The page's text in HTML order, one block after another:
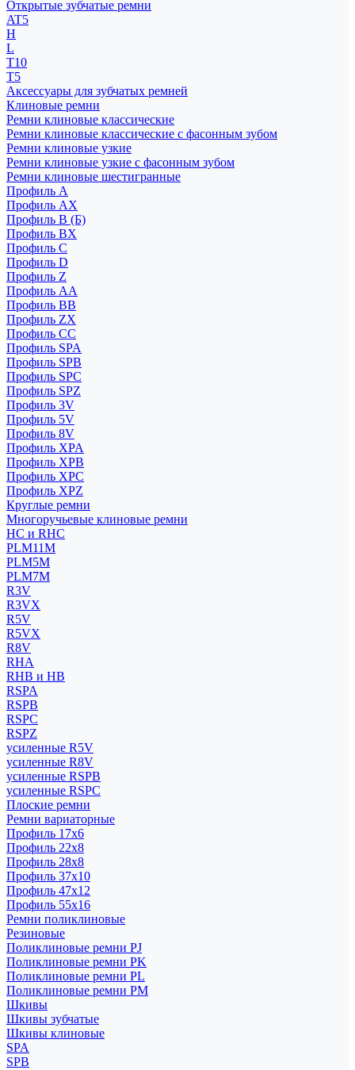
Открытые зубчатые ремни
AT5
H
L
T10
T5
Аксессуары для зубчатых ремней
Клиновые ремни
Ремни клиновые классические
Ремни клиновые классические с фасонным зубом
Ремни клиновые узкие
Ремни клиновые узкие с фасонным зубом
Ремни клиновые шестигранные
Профиль A
Профиль AX
Профиль B (Б)
Профиль BX
Профиль C
Профиль D
Профиль Z
Профиль АА
Профиль BB
Профиль ZX
Профиль CC
Профиль SPA
Профиль SPB
Профиль SPC
Профиль SPZ
Профиль 3V
Профиль 5V
Профиль 8V
Профиль XPA
Профиль XPB
Профиль XPC
Профиль XPZ
Круглые ремни
Многоручьевые клиновые ремни
HC и RHC
PLM11M
PLM5M
PLM7M
R3V
R3VX
R5V
R5VX
R8V
RHA
RHB и HB
RSPA
RSPB
RSPC
RSPZ
усиленные R5V
усиленные R8V
усиленные RSPB
усиленные RSPC
Плоские ремни
Ремни вариаторные
Профиль 17x6
Профиль 22x8
Профиль 28x8
Профиль 37x10
Профиль 47x12
Профиль 55x16
Ремни поликлиновые
Резиновые
Поликлиновые ремни PJ
Поликлиновые ремни PK
Поликлиновые ремни PL
Поликлиновые ремни PM
Шкивы
Шкивы зубчатые
Шкивы клиновые
SPA
SPB